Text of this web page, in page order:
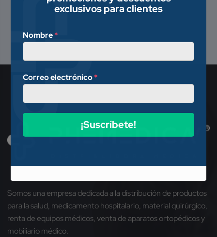
Somos una empresa dedicada a la distribución de productos
para la salud, medicamento hospitalario, material quirúrgico,
renta de equipos médicos, venta de aparatos ortopédicos y
mobiliario médico.
exclusivos para clientes
Nombre*
Correo electrónico*
¡Suscríbete!